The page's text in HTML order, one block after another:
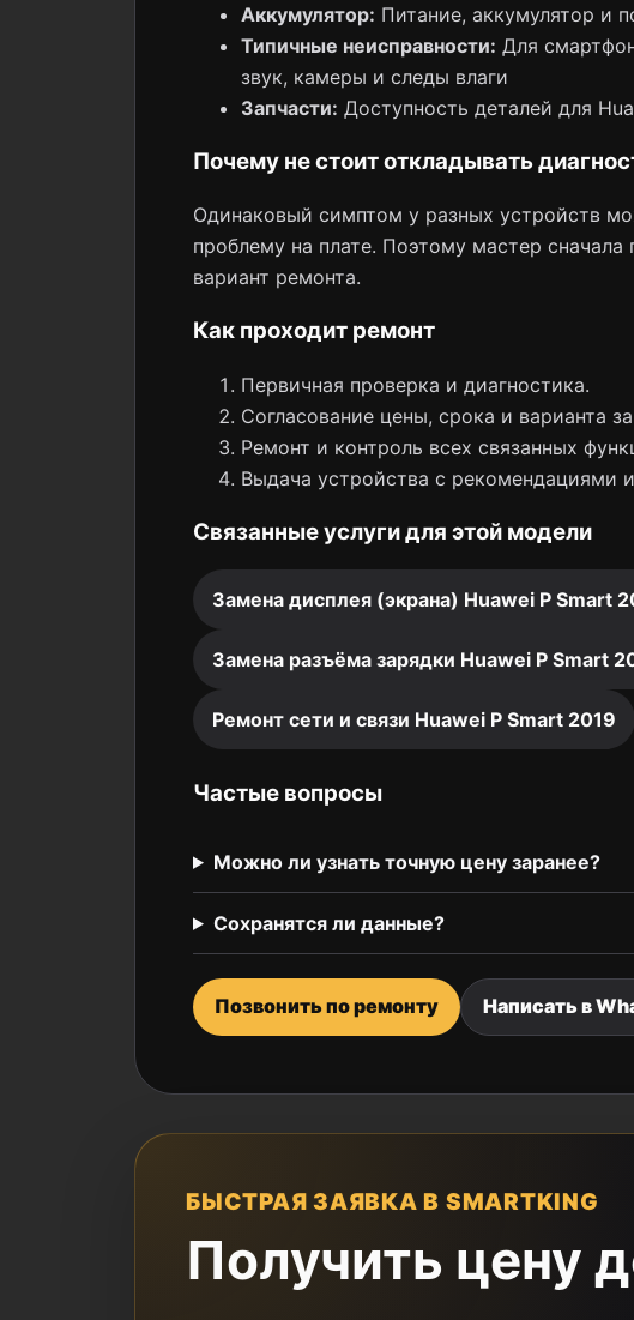
Аккумулятор: Питание, аккумулятор и
Типичные неисправности: Для
звук, камеры и следы влаги
Запчасти: Доступность деталей для
Почему не стоит откладывать
Одинаковый симптом у разных устройств
проблему на плате. Поэтому мастер
вариант ремонта.
Как проходит ремонт
Первичная проверка и диагностика.
Согласование цены, срока и варианта
Ремонт и контроль всех связанных
Выдача устройства с рекомендациями
Связанные услуги для этой модели
Замена дисплея (экрана) Huawei P Smart
Замена разъёма зарядки Huawei P Smart
Ремонт сети и связи Huawei P Smart 2019
Частые вопросы
Можно ли узнать точную цену заранее?
Сохранятся ли данные?
Позвонить по ремонту Написать в
БЫСТРАЯ ЗАЯВКА В SMARTKING
Получить цену